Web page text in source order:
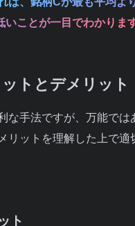
いことが一目でわかります
トとデメリット
な手法ですが、万能では
リットを理解した上で適
ト